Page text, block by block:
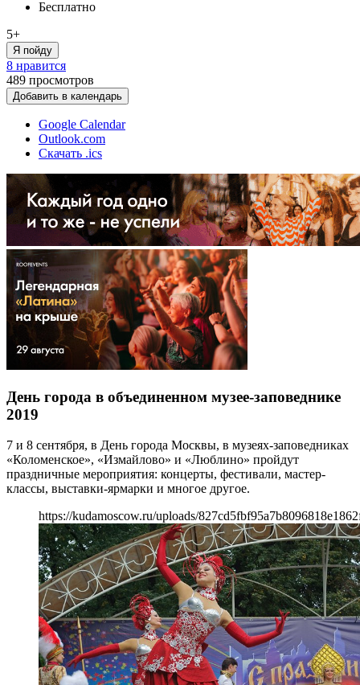
Бесплатно
5+
Я пойду
8 нравится
489 просмотров
Добавить в календарь
Google Calendar
Outlook.com
Скачать .ics
День города в объединенном музее-заповеднике
2019
7 и 8 сентября, в День города Москвы, в музеях-заповедниках
«Коломенское», «Измайлово» и «Люблино» пройдут
праздничные мероприятия: концерты, фестивали, мастер-
классы, выставки-ярмарки и многое другое.
https://kudamoscow.ru/uploads/